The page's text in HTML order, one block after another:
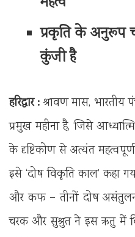
‎प्रकृति के अनुरूप
कुंजी है
हरिद्वार : ‎श्रावण मास,
प्रमुख महीना है, जिसे
के दृष्टिकोण से अत्यंत
इसे ‘दोष विकृति काल’ कहा
और कफ – तीनों दोष
चरक और सुश्रुत ने इस ऋतु में